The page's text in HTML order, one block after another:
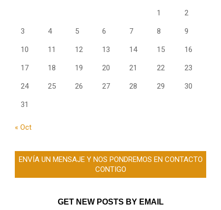
1 2
3 4 5 6 7 8 9
10 11 12 13 14 15 16
17 18 19 20 21 22 23
24 25 26 27 28 29 30
31
« Oct
ENVÍA UN MENSAJE Y NOS PONDREMOS EN CONTACTO
CONTIGO
GET NEW POSTS BY EMAIL